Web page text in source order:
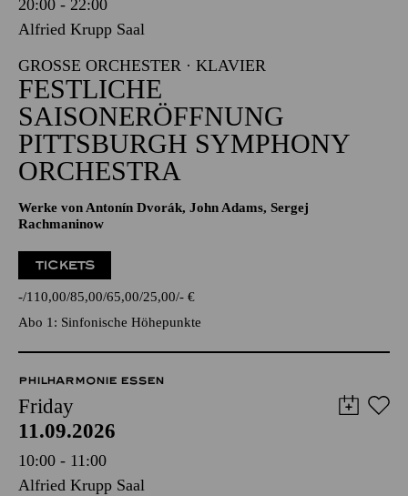
20:00 - 22:00
Alfried Krupp Saal
GROSSE ORCHESTER · KLAVIER
FESTLICHE
SAISONERÖFFNUNG
PITTSBURGH SYMPHONY
ORCHESTRA
Werke von Antonín Dvorák, John Adams, Sergej
Rachmaninow
TICKETS
- 110,00 85,00 65,00 25,00 - €
Abo 1: Sinfonische Höhepunkte
PHILHARMONIE ESSEN
Friday
11.09.2026
10:00 - 11:00
Alfried Krupp Saal